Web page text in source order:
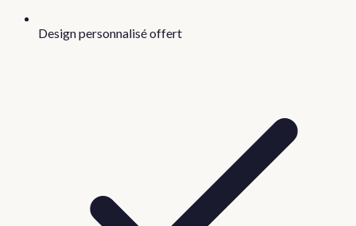
Design personnalisé offert